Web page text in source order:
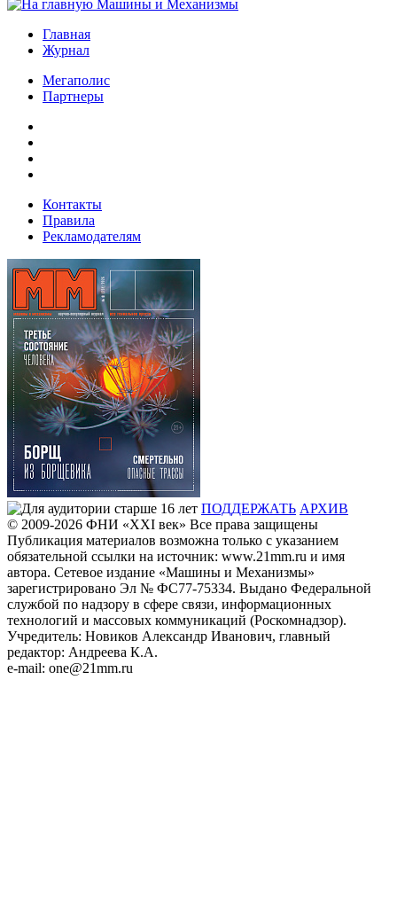
Главная
Журнал
Мегаполис
Партнеры
Контакты
Правила
Рекламодателям
ПОДДЕРЖАТЬ АРХИВ
© 2009-2026 ФHИ «XXI век» Все права защищены
Публикация материалов возможна только с указанием
обязательной ссылки на источник: www.21mm.ru и имя
автора. Сетевое издание «Машины и Механизмы»
зарегистрировано Эл № ФС77-75334. Выдано Федеральной
службой по надзору в сфере связи, информационных
технологий и массовых коммуникаций (Роскомнадзор).
Учредитель: Новиков Александр Иванович, главный
редактор: Андреева К.А.
e-mail: one@21mm.ru